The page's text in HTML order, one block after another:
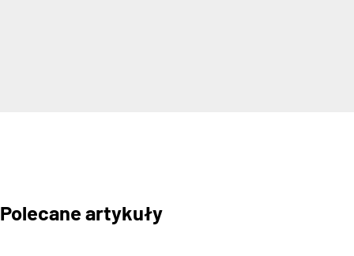
Polecane artykuły